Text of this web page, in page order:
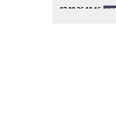
07.08.26 18:16